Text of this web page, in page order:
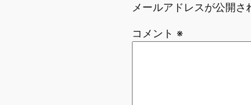
メールアドレスが公開さ
コメント ※